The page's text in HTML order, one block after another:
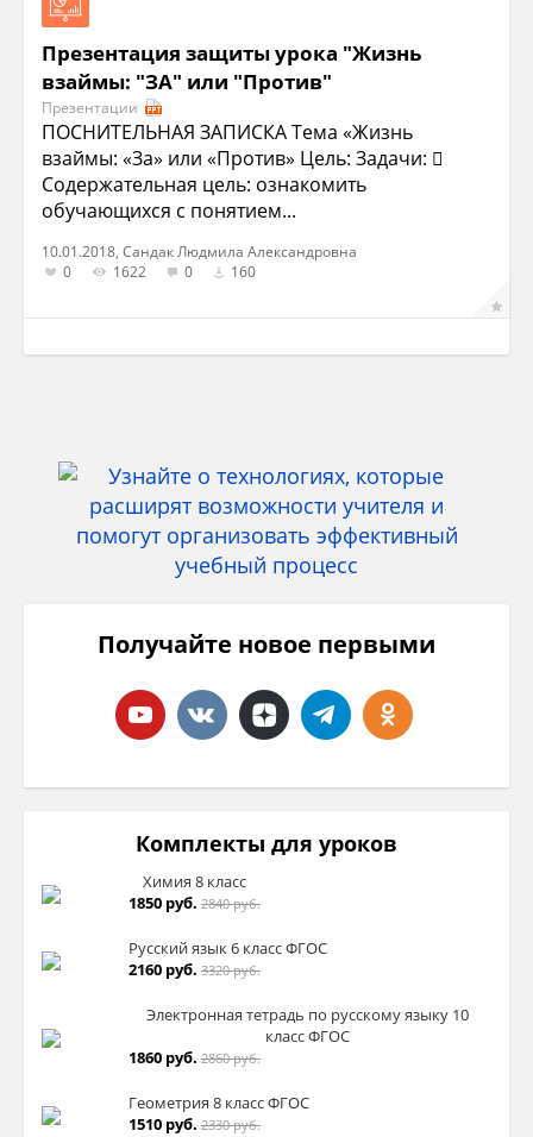
Презентация защиты урока "Жизнь
взаймы: "ЗА" или "Против"
Презентации
ПОСНИТЕЛЬНАЯ ЗАПИСКА Тема «Жизнь
взаймы: «За» или «Против» Цель: Задачи: 
Содержательная цель: ознакомить
обучающихся с понятием...
10.01.2018, Сандак Людмила Александровна
0
1622 0 160
Получайте новое первыми
Комплекты для уроков
Химия 8 класс
1850 руб. 2840 руб.
Русский язык 6 класс ФГОС
2160 руб. 3320 руб.
Электронная тетрадь по русскому языку 10
класс ФГОС
1860 руб. 2860 руб.
Геометрия 8 класс ФГОС
1510 руб. 2330 руб.